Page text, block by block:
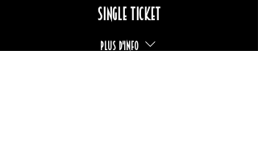
Single ticket
Plus d'info